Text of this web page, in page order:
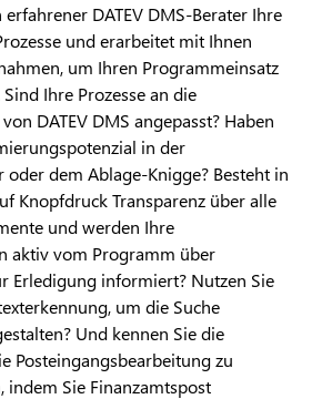
erfahrener DATEVDMS-Berater Ihre
und erarbeitet mit Ihnen
um Ihren Programmeinsatz
Ihre Prozesse an die
DATEVDMS angepasst? Haben
in der
dem Ablage-Knigge? Besteht in
Knopfdruck Transparenz über alle
und werden Ihre
aktiv vom Programm über
Erledigung informiert? Nutzen Sie
um die Suche
Und kennen Sie die
Posteingangsbearbeitung zu
indem Sie Finanzamtspost